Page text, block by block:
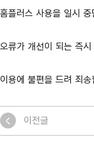
홈플러스 사용을 일시 중
오류가 개선이 되는 즉
이용에 불편을 드려 죄송
이전글